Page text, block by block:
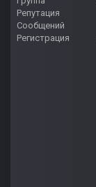
Репутация
Сообщений
Регистрация